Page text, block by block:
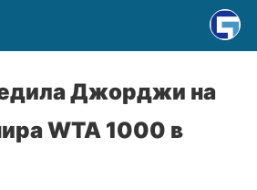
Джорджи на
WTA 1000 в